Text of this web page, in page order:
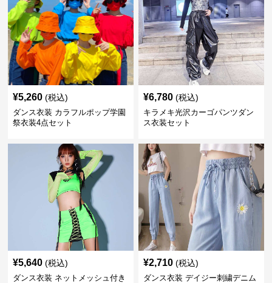
¥5,260 (税込)
ダンス衣装 カラフルポップ学園
祭衣装4点セット
¥6,780 (税込)
キラメキ光沢カーゴパンツダン
ス衣装セット
¥5,640 (税込)
ダンス衣装 ネットメッシュ付き
¥2,710 (税込)
ダンス衣装 デイジー刺繍デニム